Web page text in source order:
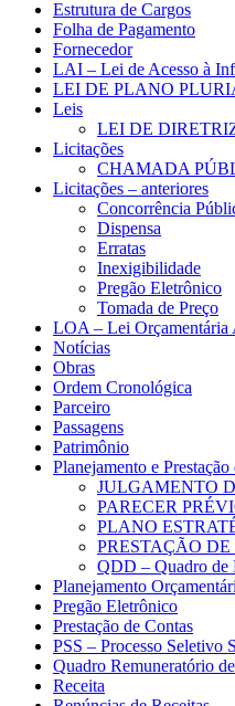
Estrutura de Cargos
Folha de Pagamento
Fornecedor
LAI – Lei de Acesso à
LEI DE PLANO
Leis
LEI DE
Licitações
CHAMADA
Licitações – anteriores
Concorrência
Dispensa
Erratas
Inexigibilidade
Pregão Eletrônico
Tomada de Preço
LOA – Lei Orçamentária
Notícias
Obras
Ordem Cronológica
Parceiro
Passagens
Patrimônio
Planejamento e Prestação
JULGAMENTO
PARECER
PLANO
PRESTAÇÃO
QDD – Quadro de
Planejamento
Pregão Eletrônico
Prestação de Contas
PSS – Processo Seletivo
Quadro Remuneratório
Receita